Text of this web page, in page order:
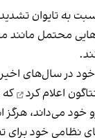
به تایوان
ژاپن، ۱۶ آبان گفت
خود در سال‌های
اعلام کرد
که چین
می‌داند،